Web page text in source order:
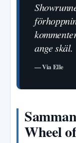
ange skäl.
— Via Elle
Wheel